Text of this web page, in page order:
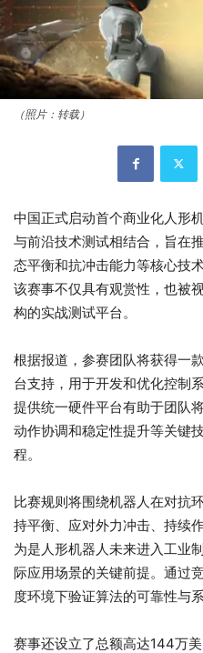
（照片：转载）
中国正式启动首个商业化人形
与前沿技术测试相结合，旨在
态平衡和抗冲击能力等核心技
该赛事不仅具有观赏性，也被
构的实战测试平台。
根据报道，参赛团队将获得一
台支持，用于开发和优化控制
提供统一硬件平台有助于团队
动作协调和稳定性提升等关键
程。
比赛规则将围绕机器人在对抗
持平衡、应对外力冲击、持续
为是人形机器人未来进入工业
际应用场景的关键前提。通过
度环境下验证算法的可靠性与
赛事还设立了总额高达144万